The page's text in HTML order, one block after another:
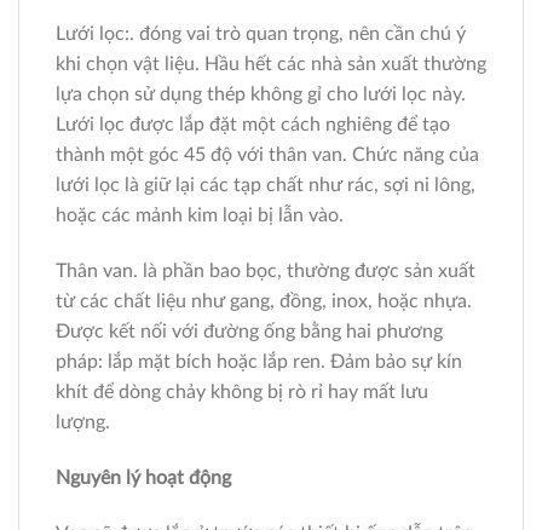
Lưới lọc:. đóng vai trò quan trọng, nên cần chú ý
khi chọn vật liệu. Hầu hết các nhà sản xuất thường
lựa chọn sử dụng thép không gỉ cho lưới lọc này.
Lưới lọc được lắp đặt một cách nghiêng để tạo
thành một góc 45 độ với thân van. Chức năng của
lưới lọc là giữ lại các tạp chất như rác, sợi ni lông,
hoặc các mảnh kim loại bị lẫn vào.
Thân van. là phần bao bọc, thường được sản xuất
từ các chất liệu như gang, đồng, inox, hoặc nhựa.
Được kết nối với đường ống bằng hai phương
pháp: lắp mặt bích hoặc lắp ren. Đảm bảo sự kín
khít để dòng chảy không bị rò rỉ hay mất lưu
lượng.
Nguyên lý hoạt động